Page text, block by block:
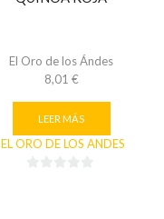
El Oro de los Ándes
8,01 €
LEER MÁS
EL ORO DE LOS ANDES